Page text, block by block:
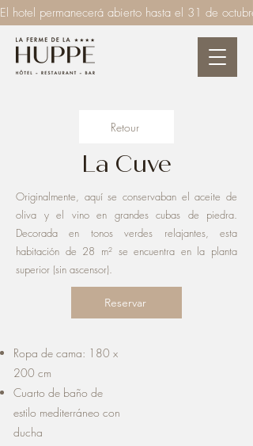
El hotel permanecerá abierto hasta el 31 de
Retour
La Cuve
Originalmente, aquí se conservaban el aceite de
oliva y el vino en grandes cubas de piedra.
Decorada en tonos verdes relajantes, esta
habitación de 28 m² se encuentra en la planta
superior (sin ascensor).
Reservar
Ropa de cama: 180 x
200 cm
Cuarto de baño de
estilo mediterráneo con
ducha